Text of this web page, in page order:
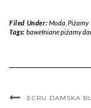
Filed Under:Moda Piżamy
Tags: bawełniane piżamy
ECRU DAMSKA